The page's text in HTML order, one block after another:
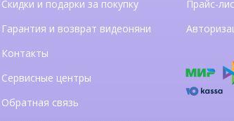
Скидки и подарки за покупку
Гарантия и возврат видеоняни
Контакты
Сервисные центры
Обратная связь
Прайс-